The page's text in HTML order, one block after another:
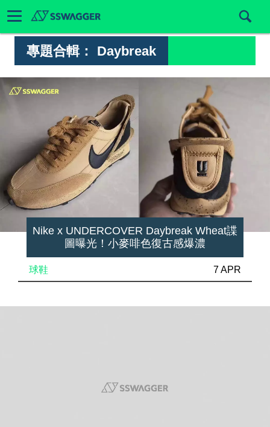
專題合輯： Daybreak
Nike x UNDERCOVER Daybreak Wheat諜
圖曝光！小麥啡色復古感爆濃
球鞋 7 APR